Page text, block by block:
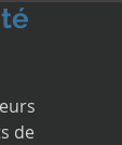
de